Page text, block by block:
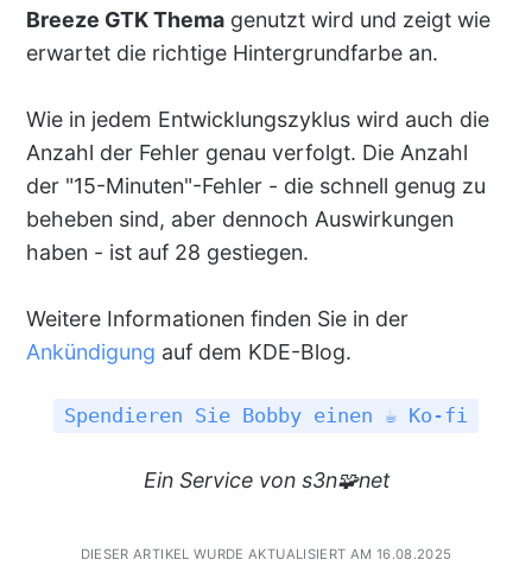
Breeze GTK Themagenutzt wird und zeigt wie
erwartet die richtige Hintergrundfarbe an.
Wie in jedem Entwicklungszyklus wird auch die
Anzahl der Fehler genau verfolgt. Die Anzahl
der "15-Minuten"-Fehler - die schnell genug zu
beheben sind, aber dennoch Auswirkungen
haben - ist auf 28 gestiegen.
Weitere Informationen finden Sie in der
Ankündigung auf dem KDE-Blog.
Spendieren Sie Bobby einen ☕ Ko-fi
Ein Servicevon s3n🧩net
DIESER ARTIKEL WURDE AKTUALISIERT AM 16.08.2025